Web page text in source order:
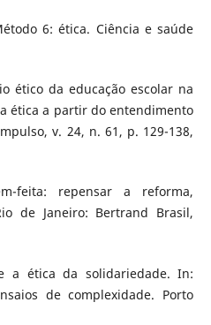
6: ética. Ciência e saúde
ético da educação escolar na
ética a partir do entendimento
v. 24, n. 61, p. 129-138,
feita: repensar a reforma,
de Janeiro: Bertrand Brasil,
a ética da solidariedade. In:
de complexidade. Porto